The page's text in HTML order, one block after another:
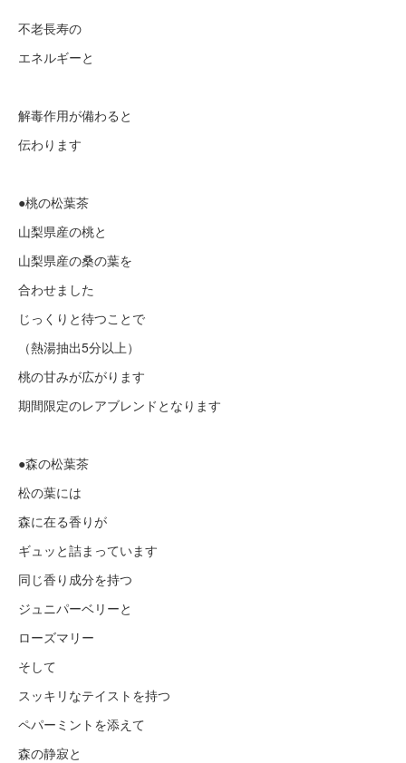
不老長寿の
エネルギーと
解毒作用が備わると
伝わります
●桃の松葉茶
山梨県産の桃と
山梨県産の桑の葉を
合わせました
じっくりと待つことで
（熱湯抽出5分以上）
桃の甘みが広がります
期間限定のレアブレンドとなります
●森の松葉茶
松の葉には
森に在る香りが
ギュッと詰まっています
同じ香り成分を持つ
ジュニパーベリーと
ローズマリー
そして
スッキリなテイストを持つ
ペパーミントを添えて
森の静寂と